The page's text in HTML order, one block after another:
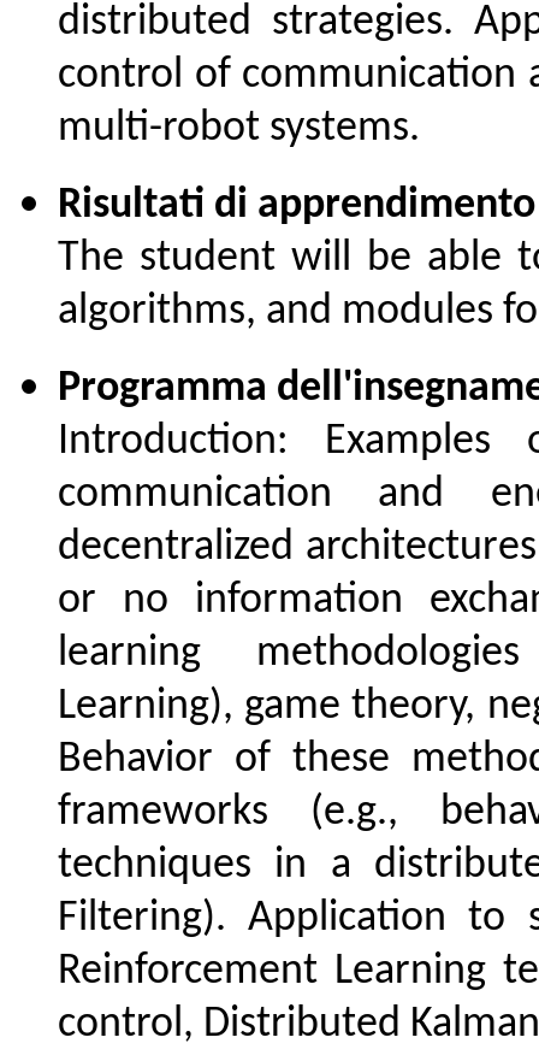
distributed strategies.
control of communication
multi-robot systems.
Risultati di
The student will be able
algorithms, and modules
Programma
Introduction:
communication and
decentralized
or no information
learning
Learning), game theory,
Behavior of these
frameworks (e.g.,
techniques in a
Filtering). Application to
Reinforcement Learning
control, Distributed